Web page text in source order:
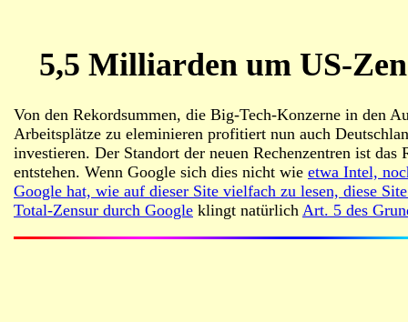
5,5 Milliarden um US-
Von den Rekordsummen, die Big-Tech-Konzerne in den
Arbeitsplätze zu eleminieren profitiert nun auch
investieren. Der Standort der neuen Rechenzentren ist
entstehen. Wenn Google sich dies nicht wie etwa Intel,
Google hat, wie auf dieser Site vielfach zu lesen, diese
Total-Zensur durch Google klingt natürlich Art. 5 des